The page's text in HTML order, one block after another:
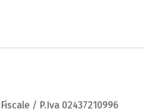
/ P.Iva 02437210996